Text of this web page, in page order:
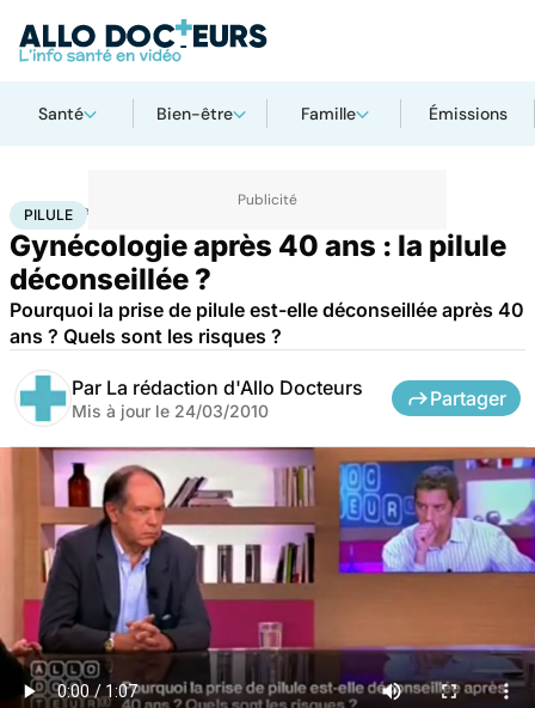
Santé Bien-être Famille Émissions
AccueilBien-être
PILULE
Gynécologie après 40 ans : la pilule
déconseillée ?
Pourquoi la prise de pilule est-elle déconseillée après 40
ans ? Quels sont les risques ?
Par La rédaction d'Allo Docteurs
Mis à jour le 24/03/2010
Partager